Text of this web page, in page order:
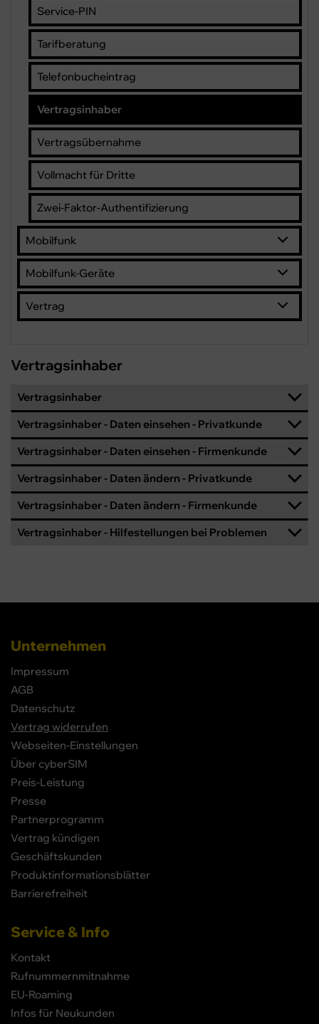
Service-PIN
Tarifberatung
Telefonbucheintrag
Vertragsinhaber
Vertragsübernahme
Vollmacht für Dritte
Zwei-Faktor-Authentifizierung
Mobilfunk
Mobilfunk-Geräte
Vertrag
Vertragsinhaber
Vertragsinhaber
Vertragsinhaber - Daten einsehen - Privatkunde
Vertragsinhaber - Daten einsehen - Firmenkunde
Vertragsinhaber - Daten ändern - Privatkunde
Vertragsinhaber - Daten ändern - Firmenkunde
Vertragsinhaber - Hilfestellungen bei Problemen
Unternehmen
Impressum
AGB
Datenschutz
Vertrag widerrufen
Webseiten-Einstellungen
Über cyberSIM
Preis-Leistung
Presse
Partnerprogramm
Vertrag kündigen
Geschäftskunden
Produktinformationsblätter
Barrierefreiheit
Service & Info
Kontakt
Rufnummernmitnahme
EU-Roaming
Infos für Neukunden